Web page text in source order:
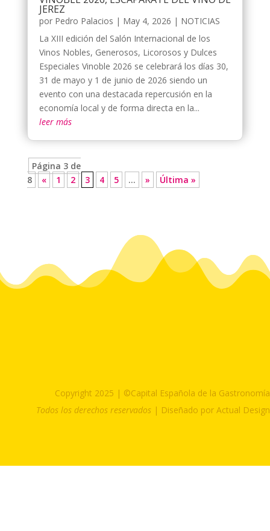
JEREZ
por Pedro Palacios | May 4, 2026 | NOTICIAS
La XIII edición del Salón Internacional de los
Vinos Nobles, Generosos, Licorosos y Dulces
Especiales Vinoble 2026 se celebrará los días 30,
31 de mayo y 1 de junio de 2026 siendo un
evento con una destacada repercusión en la
economía local y de forma directa en la...
leer más
Página 3 de
8
« 1 2 3 4 5 ... » Última »
Copyright 2025 | ©Capital Española de la Gastronomía
Todos los derechos reservados | Diseñado por Actual Design